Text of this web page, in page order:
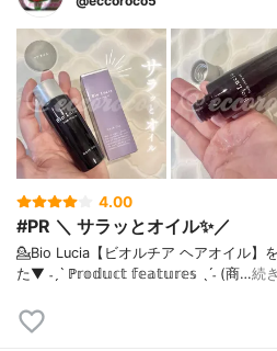
4.00
#PR ＼ サラッとオイル✨／
💁Bio Lucia【ビオルチア ヘアオイル】
た⁡⁡⁡⁡▼⁡⁡ ˗ˏˋ ℙ𝕣𝕠𝕕𝕦𝕔𝕥 𝕗𝕖𝕒𝕥𝕦𝕣𝕖𝕤 ˎˊ˗ (商…続